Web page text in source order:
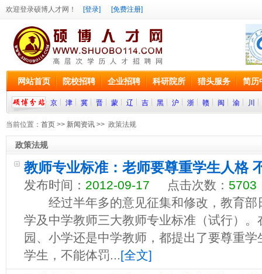
欢迎登录硕博人才网！ [登录] [免费注册]
网站首页 院校招聘 企业招聘 科研院所 猎头服务 简历
京 津 冀 晋 蒙 辽 吉 黑 沪 浙 赣 闽 渝 川
当前位置： 首页 >> 新闻资讯 >> 政策法规
政策法规
教师专业标准：老师要尊重学生人格
发布时间： 2012-09-17 点击次数： 5703
经过半年多的意见征集和修改，教育部
学及中学教师三大教师专业标准（试行）
园、小学还是中学教师，都提出了要尊重
学生，不能体罚...[全文]